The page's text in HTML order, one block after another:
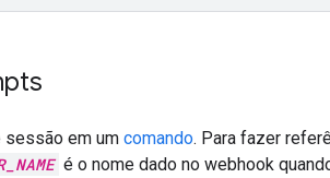
sessão em um comando. Para fazer
é o nome dado no webhook